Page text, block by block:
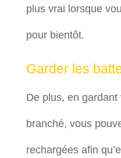
plus vrai lorsque
pour bientôt.
Garder les
De plus, en
branché, vous
rechargées afin